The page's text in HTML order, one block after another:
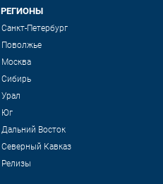
РЕГИОНЫ
Санкт-Петербург
Поволжье
Москва
Сибирь
Урал
Юг
Дальний Восток
Северный Кавказ
Релизы